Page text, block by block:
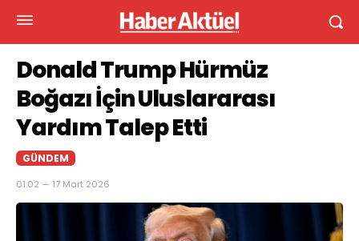
Donald Trump Hürmüz
Boğazı İçin Uluslararası
Yardım Talep Etti
GÜNDEM
01:02 — 17 Mart 2026